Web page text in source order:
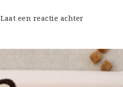
Laat een reactie achter
Hemelse
Smaak
van